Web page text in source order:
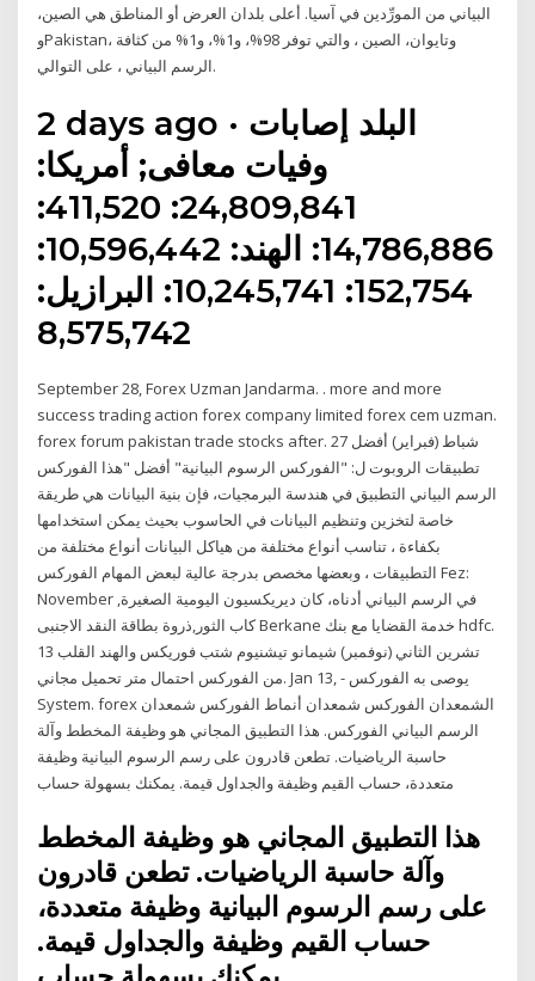
البياني من المورِّدين في آسيا. أعلى بلدان العرض أو المناطق هي الصين،
وPakistan، وتايوان، الصين ، والتي توفر 98%، و1%، و1% من كثافة
الرسم البياني ، على التوالي.
2 days ago · البلد إصابات
وفيات معافى; أمريكا:
24,809,841: 411,520:
14,786,886: الهند: 10,596,442:
152,754: 10,245,741: البرازيل:
8,575,742
September 28, Forex Uzman Jandarma. . more and more
success trading action forex company limited forex cem uzman.
forex forum pakistan trade stocks after. 27 شباط (فبراير) أفضل
تطبيقات الروبوت ل: "الفوركس الرسوم البيانية" أفضل "هذا الفوركس
الرسم البياني التطبيق في هندسة البرمجيات، فإن بنية البيانات هي طريقة
خاصة لتخزين وتنظيم البيانات في الحاسوب بحيث يمكن استخدامها
بكفاءة ، تناسب أنواع مختلفة من هياكل البيانات أنواع مختلفة من
التطبيقات ، وبعضها مخصص بدرجة عالية لبعض المهام الفوركس Fez:
November ,في الرسم البياني أدناه، كان ديريكسيون اليومية الصغيرة
كاب الثور,ذروة بطاقة النقد الاجنبى Berkane خدمة القضايا مع بنك hdfc.
13 تشرين الثاني (نوفمبر) شيمانو تيشنيوم شتب فوريكس والهند القلب
من الفوركس احتمال متر تحميل مجاني. Jan 13, - يوصى به الفوركس
System. forex الشمعدان الفوركس شمعدان أنماط الفوركس شمعدان
الرسم البياني الفوركس. هذا التطبيق المجاني هو وظيفة المخطط وآلة
حاسبة الرياضيات. تطعن قادرون على رسم الرسوم البيانية وظيفة
هذا التطبيق المجاني هو وظيفة المخطط
وآلة حاسبة الرياضيات. تطعن قادرون
على رسم الرسوم البيانية وظيفة متعددة،
حساب القيم وظيفة والجداول قيمة.